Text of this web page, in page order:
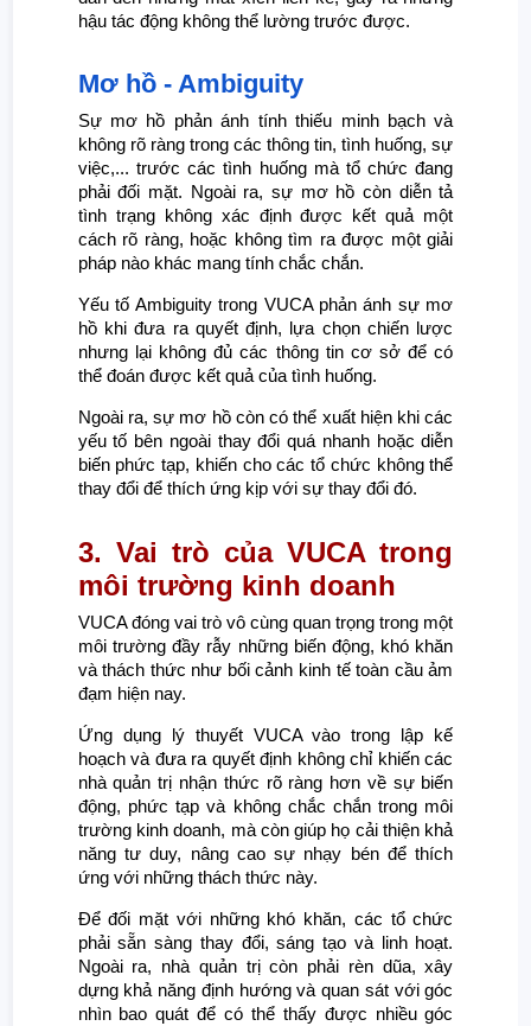
hậu tác động không thể lường trước được.
Mơ hồ - Ambiguity
Sự mơ hồ phản ánh tính thiếu minh bạch và
không rõ ràng trong các thông tin, tình huống, sự
việc,... trước các tình huống mà tổ chức đang
phải đối mặt. Ngoài ra, sự mơ hồ còn diễn tả
tình trạng không xác định được kết quả một
cách rõ ràng, hoặc không tìm ra được một giải
pháp nào khác mang tính chắc chắn.
Yếu tố Ambiguity trong VUCA phản ánh sự mơ
hồ khi đưa ra quyết định, lựa chọn chiến lược
nhưng lại không đủ các thông tin cơ sở để có
thể đoán được kết quả của tình huống.
Ngoài ra, sự mơ hồ còn có thể xuất hiện khi các
yếu tố bên ngoài thay đổi quá nhanh hoặc diễn
biến phức tạp, khiến cho các tổ chức không thể
thay đổi để thích ứng kịp với sự thay đổi đó.
3. Vai trò của VUCA trong
môi trường kinh doanh
VUCA đóng vai trò vô cùng quan trọng trong một
môi trường đầy rẫy những biến động, khó khăn
và thách thức như bối cảnh kinh tế toàn cầu ảm
đạm hiện nay.
Ứng dụng lý thuyết VUCA vào trong lập kế
hoạch và đưa ra quyết định không chỉ khiến các
nhà quản trị nhận thức rõ ràng hơn về sự biến
động, phức tạp và không chắc chắn trong môi
trường kinh doanh, mà còn giúp họ cải thiện khả
năng tư duy, nâng cao sự nhạy bén để thích
ứng với những thách thức này.
Để đối mặt với những khó khăn, các tổ chức
phải sẵn sàng thay đổi, sáng tạo và linh hoạt.
Ngoài ra, nhà quản trị còn phải rèn dũa, xây
dựng khả năng định hướng và quan sát với góc
nhìn bao quát để có thể thấy được nhiều góc